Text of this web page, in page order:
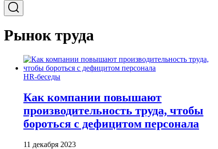
Рынок труда
HR-беседы
Как компании повышают
производительность труда, чтобы
бороться с дефицитом персонала
11 декабря 2023